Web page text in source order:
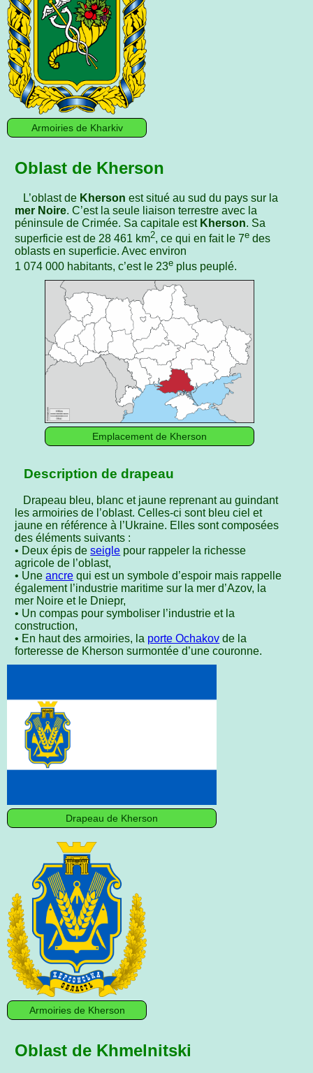
Armoiries de Kharkiv
Oblast de Kherson
L’oblast de Kherson est situé au sud du pays sur la
mer Noire. C’est la seule liaison terrestre avec la
péninsule de Crimée. Sa capitale est Kherson. Sa
superficie est de 28 461 km2, ce qui en fait le 7e des
oblasts en superficie. Avec environ
1 074 000 habitants, c’est le 23e plus peuplé.
Emplacement de Kherson
Description de drapeau
Drapeau bleu, blanc et jaune reprenant au guindant
les armoiries de l’oblast. Celles-ci sont bleu ciel et
jaune en référence à l’Ukraine. Elles sont composées
des éléments suivants :
• Deux épis deseigle pour rappeler la richesse
agricole de l’oblast,
• Uneancre qui est un symbole d’espoir mais rappelle
également l’industrie maritime sur la mer d’Azov, la
mer Noire et le Dniepr,
• Un compas pour symboliser l’industrie et la
construction,
• En haut des armoiries, la porte Ochakov de la
forteresse de Kherson surmontée d’une couronne.
Drapeau de Kherson
Armoiries de Kherson
Oblast de Khmelnitski